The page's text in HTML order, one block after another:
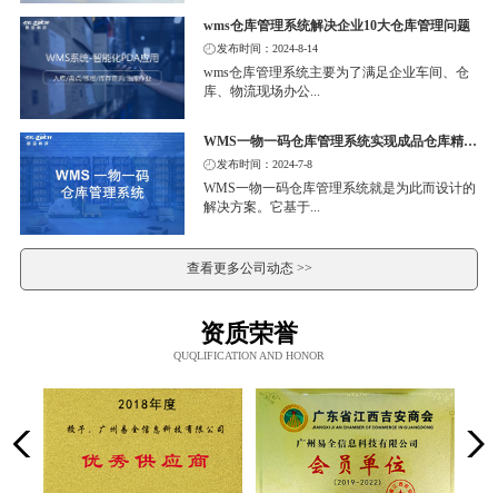
wms仓库管理系统解决企业10大仓库管理问题
发布时间：2024-8-14
wms仓库管理系统主要为了满足企业车间、仓
库、物流现场办公...
WMS一物一码仓库管理系统实现成品仓库精细化管理
发布时间：2024-7-8
WMS一物一码仓库管理系统就是为此而设计的
解决方案。它基于...
查看更多公司动态 >>
资质荣誉
QUQLIFICATION AND HONOR